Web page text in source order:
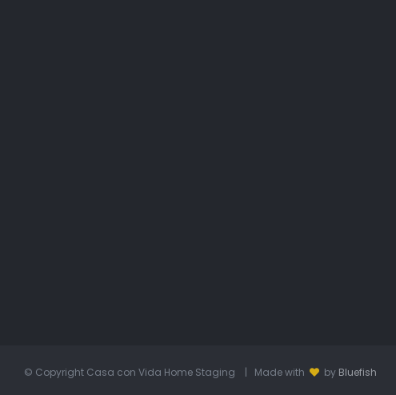
© Copyright Casa con Vida Home Staging | Made with by Bluefish